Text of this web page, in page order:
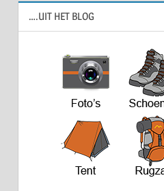
….UIT HET BLOG